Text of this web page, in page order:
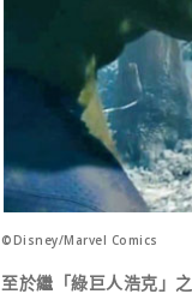
©Disney/Marvel Comics
至於繼「綠巨人浩克」